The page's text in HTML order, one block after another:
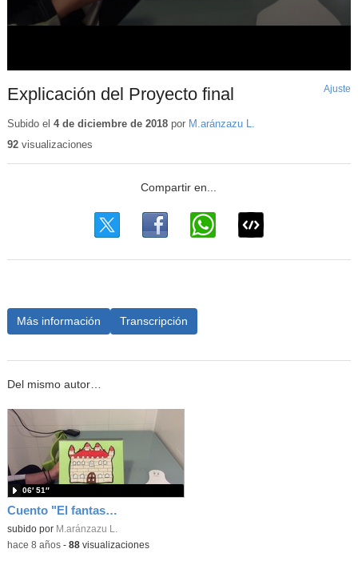
Explicación del Proyecto final Ajuste
Subido el 4 de diciembre de 2018por M.aránzazu L.
92visualizaciones
Más información Transcripción
Del mismo autor…
Cuento "El fantasmita de las sábanas blancas"
subido por M.aránzazu L.
06′ 51″
-hace 8 años- 88visualizaciones